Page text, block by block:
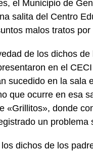
el Municipio de
salita del Centro
malos tratos
de los dichos
en el
sucedido en la sala
que ocurre en esa
«Grillitos», donde
un problema
dichos de los